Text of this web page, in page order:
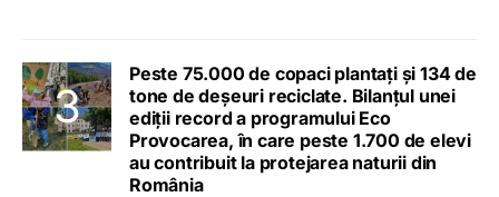
Peste 75.000 de copaci plantați și 134 de
tone de deșeuri reciclate. Bilanțul unei
ediții record a programului Eco
Provocarea, în care peste 1.700 de elevi
au contribuit la protejarea naturii din
România